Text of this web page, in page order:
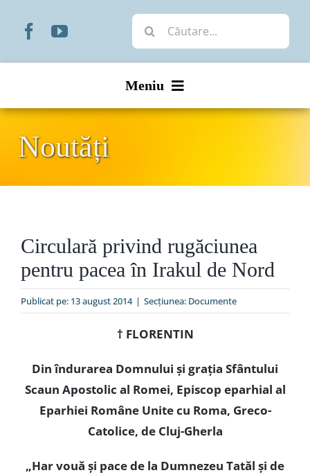
Cautare...
Meniu
Organizare
Liturgic
Noutăți
Circulară privind rugăciunea
pentru pacea în Irakul de Nord
Publicat pe: 13 august 2014 | Secțiunea: Documente
† FLORENTIN
Din îndurarea Domnului şi graţia Sfântului
Scaun Apostolic al Romei, Episcop eparhial al
Eparhiei Române Unite cu Roma, Greco-
Catolice, de Cluj-Gherla
„Har vouă şi pace de la Dumnezeu Tatăl şi de